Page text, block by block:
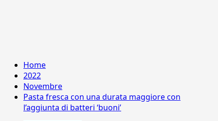
Home
2022
Novembre
Pasta fresca con una durata maggiore con
l’aggiunta di batteri ‘buoni’